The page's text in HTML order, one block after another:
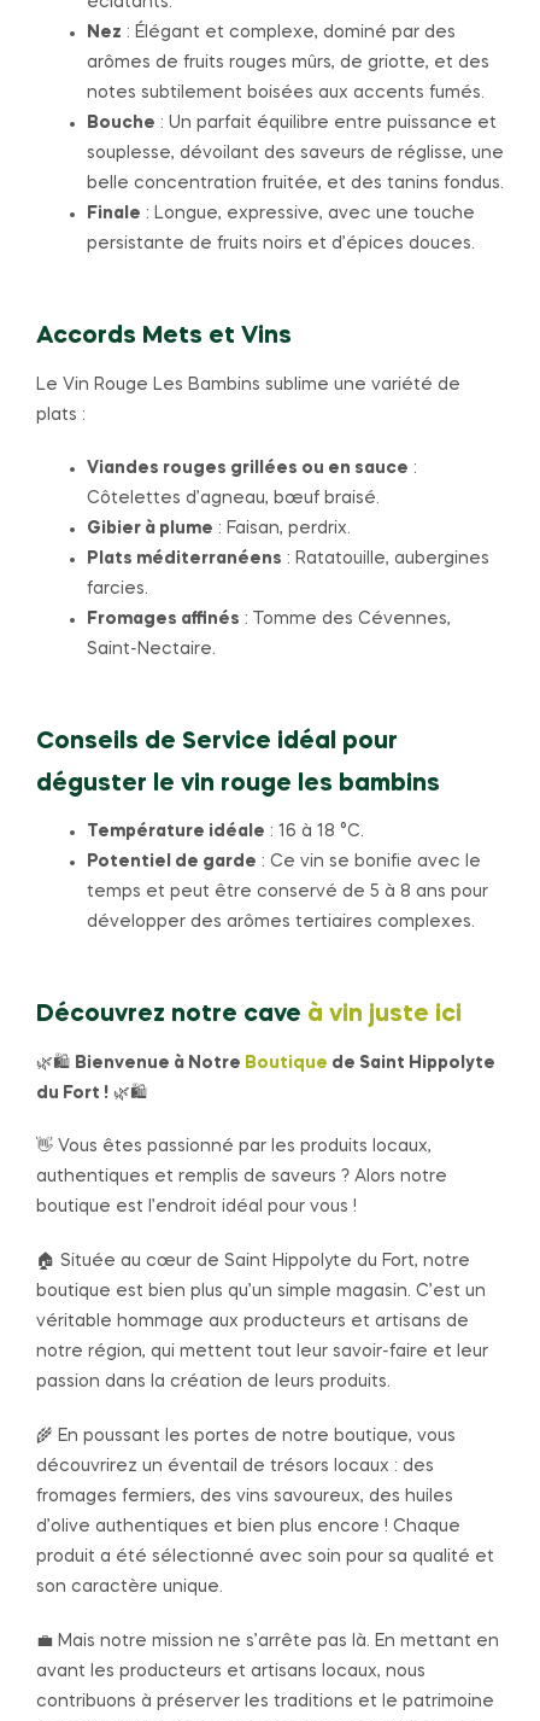
Nez : Élégant et complexe, dominé par des
arômes de fruits rouges mûrs, de griotte, et des
notes subtilement boisées aux accents fumés.
Bouche : Un parfait équilibre entre puissance et
souplesse, dévoilant des saveurs de réglisse, une
belle concentration fruitée, et des tanins fondus.
Finale : Longue, expressive, avec une touche
persistante de fruits noirs et d’épices douces.
Accords Mets et Vins
Le Vin Rouge Les Bambins sublime une variété de
plats :
Viandes rouges grillées ou en sauce :
Côtelettes d’agneau, bœuf braisé.
Gibier à plume : Faisan, perdrix.
Plats méditerranéens : Ratatouille, aubergines
farcies.
Fromages affinés : Tomme des Cévennes,
Saint-Nectaire.
Conseils de Service idéal pour
déguster le vin rouge les bambins
Température idéale : 16 à 18 °C.
Potentiel de garde : Ce vin se bonifie avec le
temps et peut être conservé de 5 à 8 ans pour
développer des arômes tertiaires complexes.
Découvrez notre cave à vin juste ici
🌿🛍️ Bienvenue à Notre Boutique de Saint Hippolyte
du Fort ! 🌿🛍️
👋 Vous êtes passionné par les produits locaux,
authentiques et remplis de saveurs ? Alors notre
boutique est l’endroit idéal pour vous !
🏠 Située au cœur de Saint Hippolyte du Fort, notre
boutique est bien plus qu’un simple magasin. C’est un
véritable hommage aux producteurs et artisans de
notre région, qui mettent tout leur savoir-faire et leur
passion dans la création de leurs produits.
🌾 En poussant les portes de notre boutique, vous
découvrirez un éventail de trésors locaux : des
fromages fermiers, des vins savoureux, des huiles
d’olive authentiques et bien plus encore ! Chaque
produit a été sélectionné avec soin pour sa qualité et
son caractère unique.
💼 Mais notre mission ne s’arrête pas là. En mettant en
avant les producteurs et artisans locaux, nous
contribuons à préserver les traditions et le patrimoine